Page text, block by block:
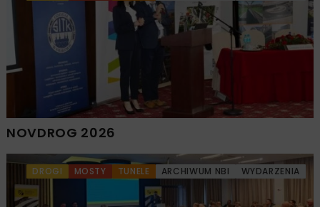
NOVDROG 2026
DROGI MOSTY TUNELE ARCHIWUM NBI WYDARZENIA